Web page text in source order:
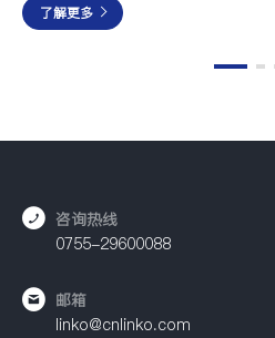
了解更多
咨询热线
0755-29600088
邮箱
linko@cnlinko.com